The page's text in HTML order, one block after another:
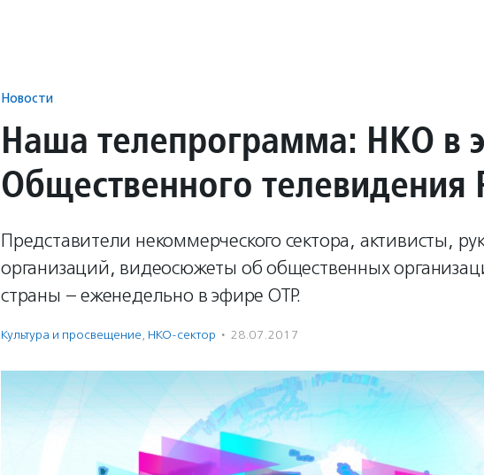
Новости
Наша телепрограмма: НКО в
Общественного телевидения
Представители некоммерческого сектора, активисты,
организаций, видеосюжеты об общественных
страны – еженедельно в эфире ОТР.
Культура и просвещение, НКО-сектор · 28.07.2017